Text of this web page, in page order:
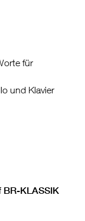
für
und Klavier
KLASSIK